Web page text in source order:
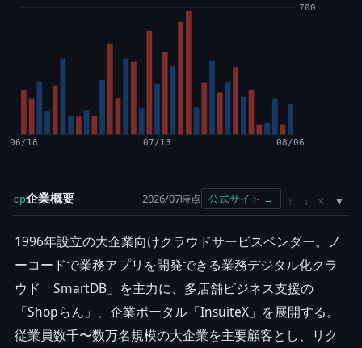
700
06/18 07/13 08/06
cp企業概要 2026/07時点 公式サイト → ↑ ↓ ×
1996年設立の大企業向けクラウドサービスベンダー。ノ
ーコードで業務アプリを開発できる業務デジタル化クラ
ウド「SmartDB」を主力に、多店舗ビジネス支援の
「Shopらん」、企業ポータル「InsuiteX」を展開する。
従業員数千〜数万名規模の大企業を主要顧客とし、リク